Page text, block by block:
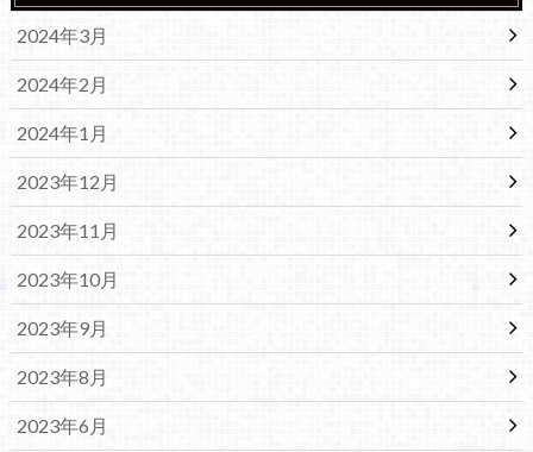
2024年3月
2024年2月
2024年1月
2023年12月
2023年11月
2023年10月
2023年9月
2023年8月
2023年6月